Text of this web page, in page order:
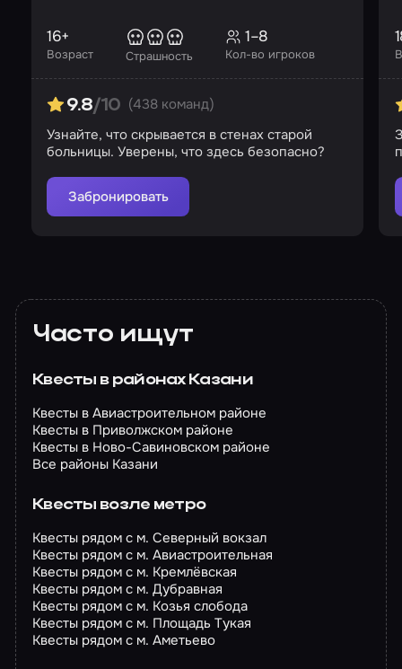
Возраст
16+
Страшность Кол-во игроков
1–8
9.8/10 (438 команд)
Узнайте, что скрывается в стенах старой
больницы. Уверены, что здесь безопасно?
Забронировать
Часто ищут
Квесты в районах Казани
Квесты в Авиастроительном районе
Квесты в Приволжском районе
Квесты в Ново-Савиновском районе
Все районы Казани
Квесты возле метро
Квесты рядом с м. Северный вокзал
Квесты рядом с м. Авиастроительная
Квесты рядом с м. Кремлёвская
Квесты рядом с м. Дубравная
Квесты рядом с м. Козья слобода
Квесты рядом с м. Площадь Тукая
Квесты рядом с м. Аметьево